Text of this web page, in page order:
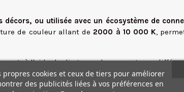
ou utilisée avec un écosystème de
de couleur allant de 2000 à 10 000 K,
à l'aide de dix types de connecteurs
un adaptateur USB-C vers DMX optionnel.
propres cookies et ceux de tiers pour améliorer
des publicités liées à vos préférences en